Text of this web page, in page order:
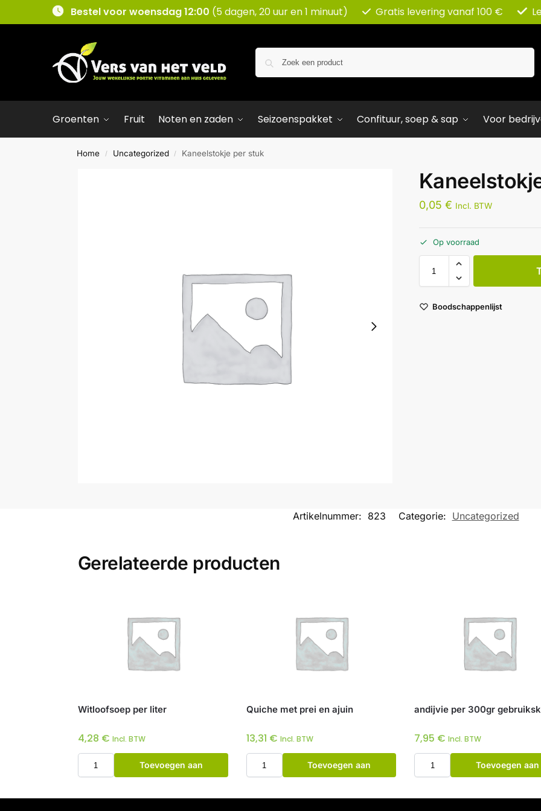
Bestel voor woensdag 12:00 (5 dagen, 20 uur en 1 minuut) Gratis levering vanaf 100 €
Groenten Fruit Noten en zaden Seizoenspakket Confituur, soep & sap Voor
Home / Uncategorized / Kaneelstokje per stuk
0,05 € Incl. BTW
Op voorraad
Boodschappenlijst
Artikelnummer: 823 Categorie: Uncategorized
Gerelateerde producten
Witloofsoep per liter
4,28 € Incl. BTW
Toevoegen aan
Quiche met prei en ajuin
13,31 € Incl. BTW
Toevoegen aan
andijvie per 300gr
7,95 € Incl. BTW
Toevoegen aan